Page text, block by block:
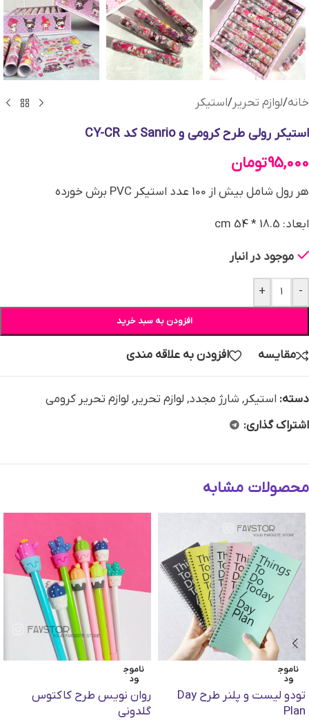
خانه/لوازم تحریر/استیکر
استیکر رولی طرح کرومی و Sanrio کد CY-CR
95,000تومان
هر رول شامل بیش از 100 عدد استیکر PVC برش خورده
ابعاد: 18.5 * 54 cm
موجود در انبار
-
+
افزودن به سبد خرید
مقایسه افزودن به علاقه مندی
دسته: استیکر, شارژ مجدد, لوازم تحریر, لوازم تحریر کرومی
اشتراک گذاری:
محصولات مشابه
ناموج
ود
تودو لیست و پلنر طرح Day
Plan
ناموج
ود
روان نویس طرح کاکتوس
گلدونی